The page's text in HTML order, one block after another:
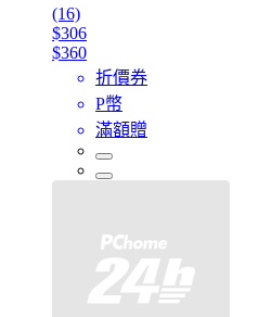
(16)
$306
$360
折價券
P幣
滿額贈